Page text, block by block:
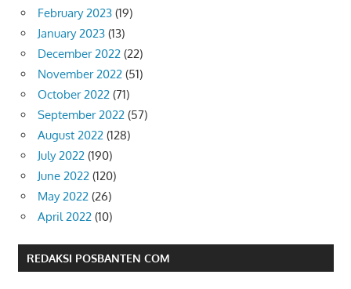
February 2023 (19)
January 2023 (13)
December 2022 (22)
November 2022 (51)
October 2022 (71)
September 2022 (57)
August 2022 (128)
July 2022 (190)
June 2022 (120)
May 2022 (26)
April 2022 (10)
REDAKSI POSBANTEN COM